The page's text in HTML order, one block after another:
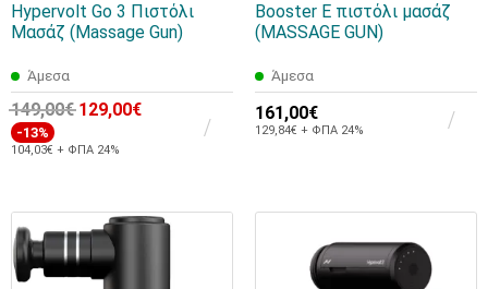
Hypervolt Go 3 Πιστόλι
Μασάζ (Massage Gun)
Άμεσα
149,00€ 129,00€
-13%
104,03€ + ΦΠΑ 24%
Booster E πιστόλι μασάζ
(MASSAGE GUN)
Άμεσα
161,00€
129,84€ + ΦΠΑ 24%